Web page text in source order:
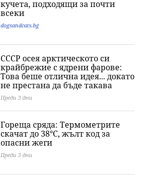
кучета, подходящи за почти
всеки
dogsandcats.bg
СССР осея арктическото си
крайбрежие с ядрени фарове:
Това беше отлична идея... докато
не престана да бъде такава
Преди 3 дни
Гореща сряда: Термометрите
скачат до 38°C, жълт код за
опасни жеги
Преди 3 дни